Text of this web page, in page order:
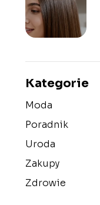
Kategorie
Moda
Poradnik
Uroda
Zakupy
Zdrowie